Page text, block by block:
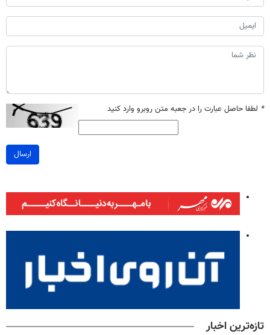
* لطفا حاصل عبارت را در جعبه متن روبرو وارد کنید
ارسال
تازه‌ترین اخبار